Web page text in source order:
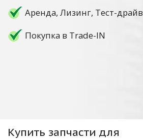
Аренда, Лизинг, Тест-драйв
Покупка в Trade-IN
Купить запчасти для